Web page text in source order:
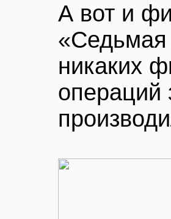
А вот и
«Седьмая
никаких
операций